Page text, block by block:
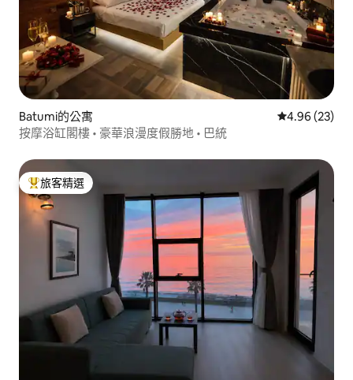
Batumi的公寓 從 23 則評價
4.96 (23)
按摩浴缸閣樓 • 豪華浪漫度假勝地 • 巴統
旅客精選榜首
旅客精選